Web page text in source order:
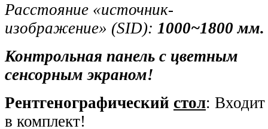
Расстояние «источник-
изображение» (SID): 1000~1800 мм.
Контрольная панель с цветным
сенсорным экраном!
Рентгенографический стол: Входит
в комплект!